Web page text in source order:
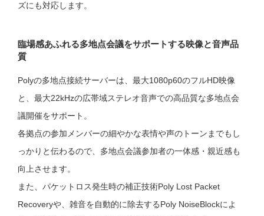
ズにも対応します。
臨場感あふれる多地点会議をサポートする映像と音声品
質
Polyの多地点接続サーバーは、最大1080p60のフルHD映像
と、最大22kHzの広帯域ステレオ音声での高品質な多地点会
議開催をサポート。
各拠点の参加メンバーの細やかな表情や声のトーンまでもし
っかりと伝わるので、多地点会議参加者の一体感・親近感も
向上させます。
また、パケットロス発生時の補正技術Poly Lost Packet
Recoveryや、雑音を自動的に除去するPoly NoiseBlockによ